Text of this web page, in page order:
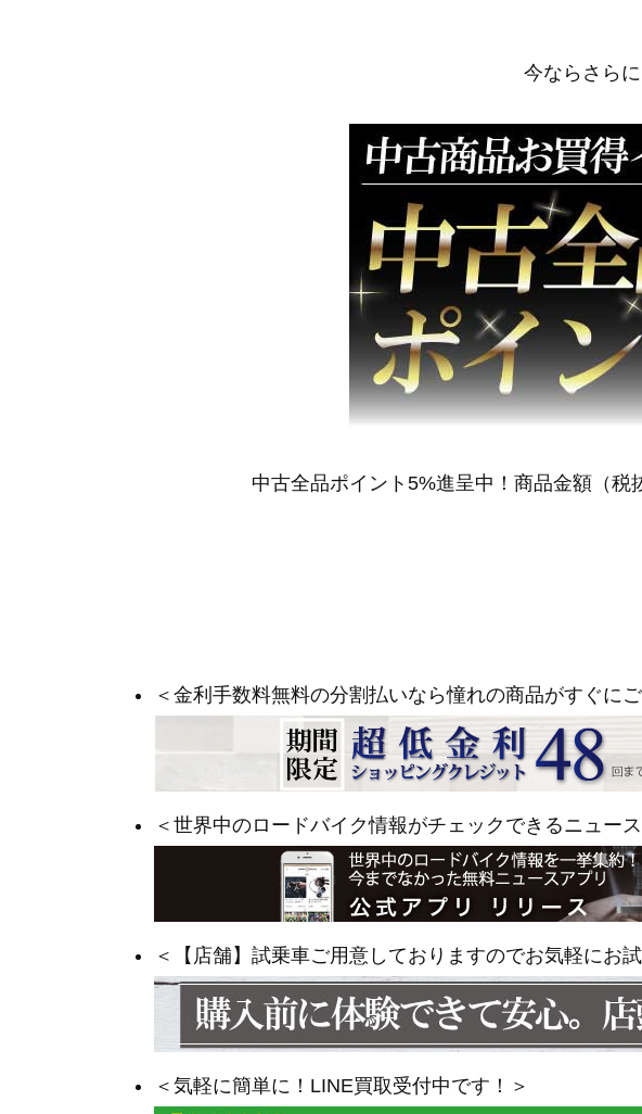
今ならさら
中古全品ポイント5%進呈中！商品金額（税
＜金利手数料無料の分割払いなら憧れの商品がすぐに
＜世界中のロードバイク情報がチェックできるニュー
＜【店舗】試乗車ご用意しておりますのでお気軽にお
＜気軽に簡単に！LINE買取受付中です！＞